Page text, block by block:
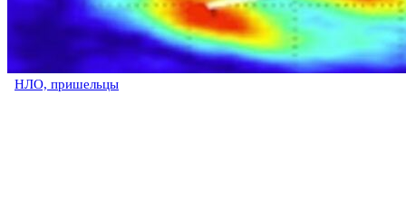
НЛО, пришельцы